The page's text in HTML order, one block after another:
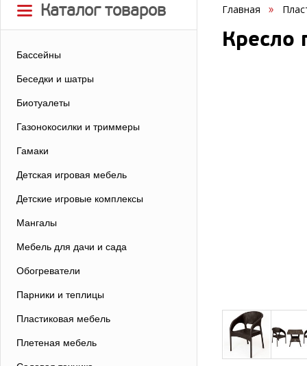
Каталог товаров
Бассейны
Беседки и шатры
Биотуалеты
Газонокосилки и триммеры
Гамаки
Детская игровая мебель
Детские игровые комплексы
Мангалы
Мебель для дачи и сада
Обогреватели
Парники и теплицы
Пластиковая мебель
Плетеная мебель
Главная
Кресло